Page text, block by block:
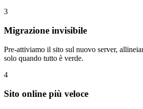
3
Migrazione invisibile
Pre-attiviamo il sito sul nuovo server,
solo quando tutto è verde.
4
Sito online più veloce